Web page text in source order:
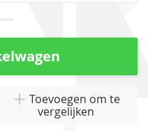
Toevoegen om te
vergelijken